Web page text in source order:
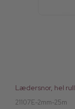
Lædersnor, hel
21107E-2mm-25m